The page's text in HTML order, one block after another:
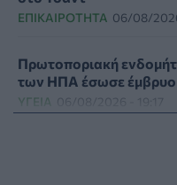
ΕΠΙΚΑΙΡΌΤΗΤΑ 06/08/
Πρωτοποριακή
των ΗΠΑ έσωσε έμβρυο
ΥΓΕΊΑ 06/08/2026 - 19:17